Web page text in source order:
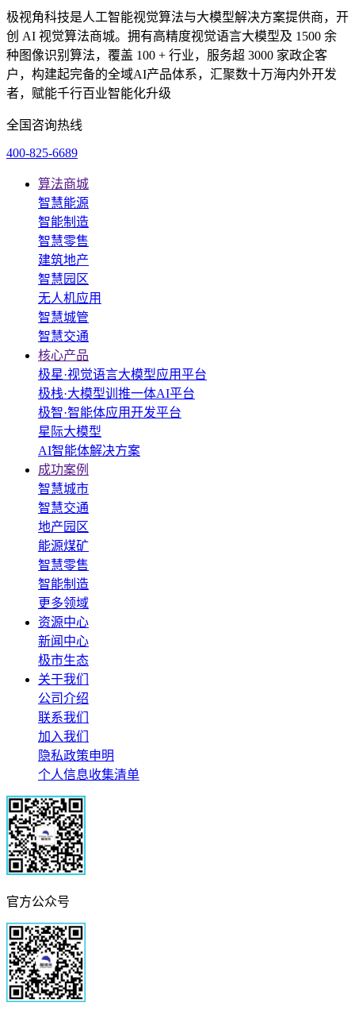
极视角科技是人工智能视觉算法与大模型解决方案提供商，开
创 AI 视觉算法商城。拥有高精度视觉语言大模型及 1500 余
种图像识别算法，覆盖 100 + 行业，服务超 3000 家政企客
户，构建起完备的全域AI产品体系，汇聚数十万海内外开发
者，赋能千行百业智能化升级
全国咨询热线
400-825-6689
算法商城
智慧能源
智能制造
智慧零售
建筑地产
智慧园区
无人机应用
智慧城管
智慧交通
核心产品
极星·视觉语言大模型应用平台
极栈·大模型训推一体AI平台
极智·智能体应用开发平台
星际大模型
AI智能体解决方案
成功案例
智慧城市
智慧交通
地产园区
能源煤矿
智慧零售
智能制造
更多领域
资源中心
新闻中心
极市生态
关于我们
公司介绍
联系我们
加入我们
隐私政策申明
个人信息收集清单
官方公众号